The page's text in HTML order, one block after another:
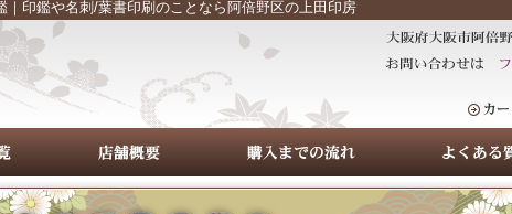
印鑑や名刺/葉書印刷のことなら阿倍野区の上田印房